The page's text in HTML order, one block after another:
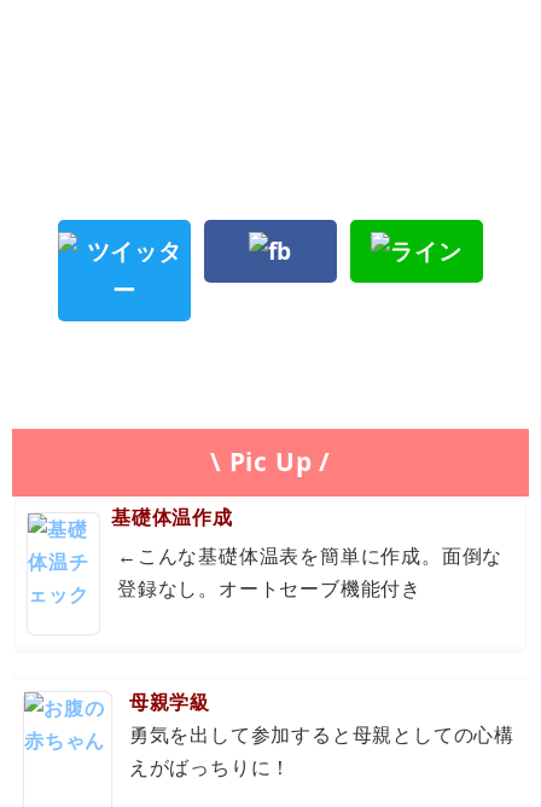
\ Pic Up /
基礎体温作成
←こんな基礎体温表を簡単に作成。面倒な
登録なし。オートセーブ機能付き
母親学級
勇気を出して参加すると母親としての心構
えがばっちりに！